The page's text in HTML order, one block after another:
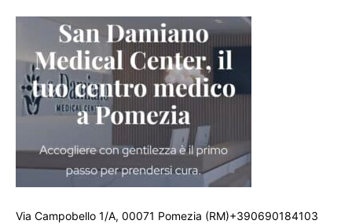
Via Campobello 1/A, 00071 Pomezia (RM)+390690184103